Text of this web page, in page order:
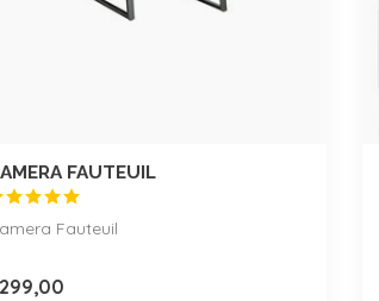
FAUTEUIL
Fauteuil